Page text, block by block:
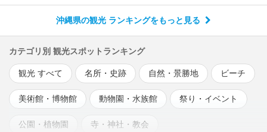
沖縄県の観光 ランキングをもっと見る
カテゴリ別 観光スポットランキング
観光 すべて 名所・史跡 自然・景勝地 ビーチ
美術館・博物館 動物園・水族館 祭り・イベント
公園・植物園 寺・神社・教会